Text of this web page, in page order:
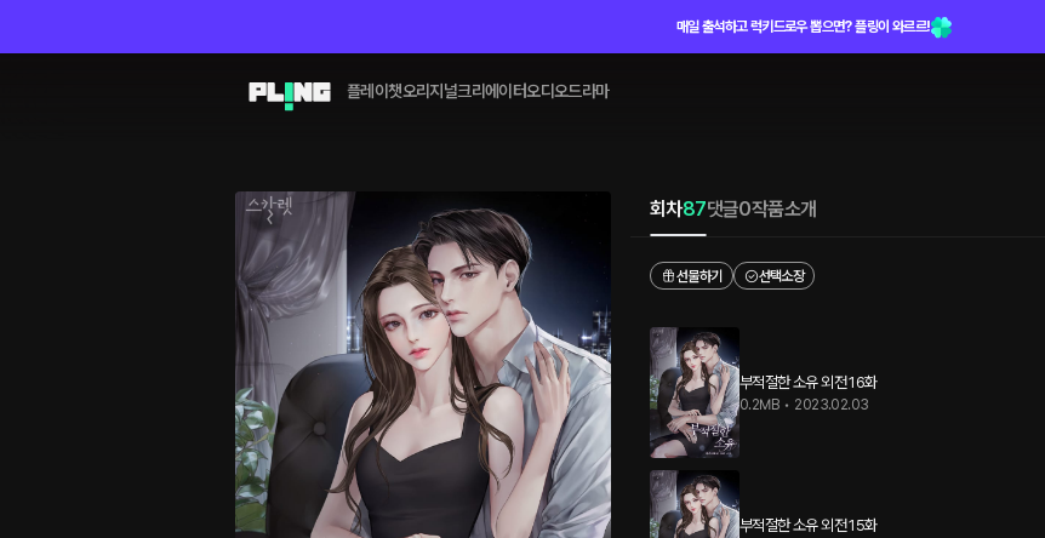
매일 출석하고 럭키드로우 뽑으면? 플링이 와르르!
플레이챗오리지널크리에이터오디오드라마
회차87댓글0작품소개
선물하기 선택소장
부적절한 소유 외전 16화
0.2MB • 2023.02.03
부적절한 소유 외전 15화